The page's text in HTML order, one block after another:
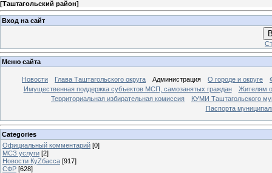
[Таштагольский район]
Вход на сайт
Меню сайта
Новости Глава Таштагольского округа Администрация О городе и округе
Имущественная поддержка субъектов МСП, самозанятых граждан
Жителям
Территориальная избирательная комиссия
КУМИ Таштагольского
Паспорта
Categories
Официальный комментарий [0]
МСЗ услуги [2]
Новости КуZбасса [917]
СФР [628]